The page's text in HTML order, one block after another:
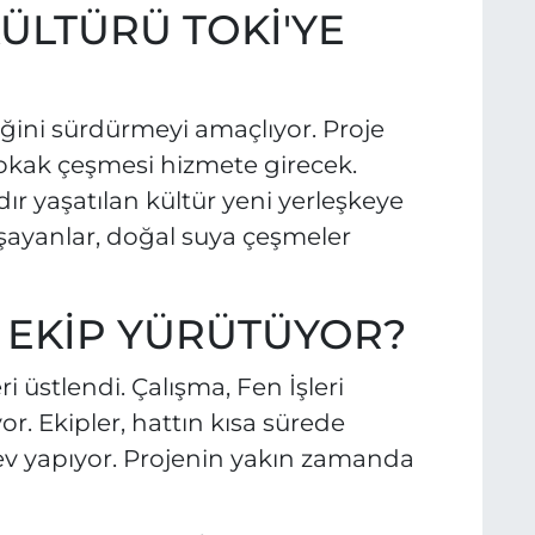
TOKİ'YE
sürdürmeyi amaçlıyor. Proje
çeşmesi hizmete girecek.
yaşatılan kültür yeni yerleşkeye
doğal suya çeşmeler
YÜRÜTÜYOR?
Çalışma, Fen İşleri
Ekipler, hattın kısa sürede
yapıyor. Projenin yakın zamanda